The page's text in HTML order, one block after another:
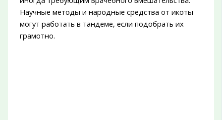
Научные методы и народные средства от икоты
могут работать в тандеме, если подобрать их
грамотно.